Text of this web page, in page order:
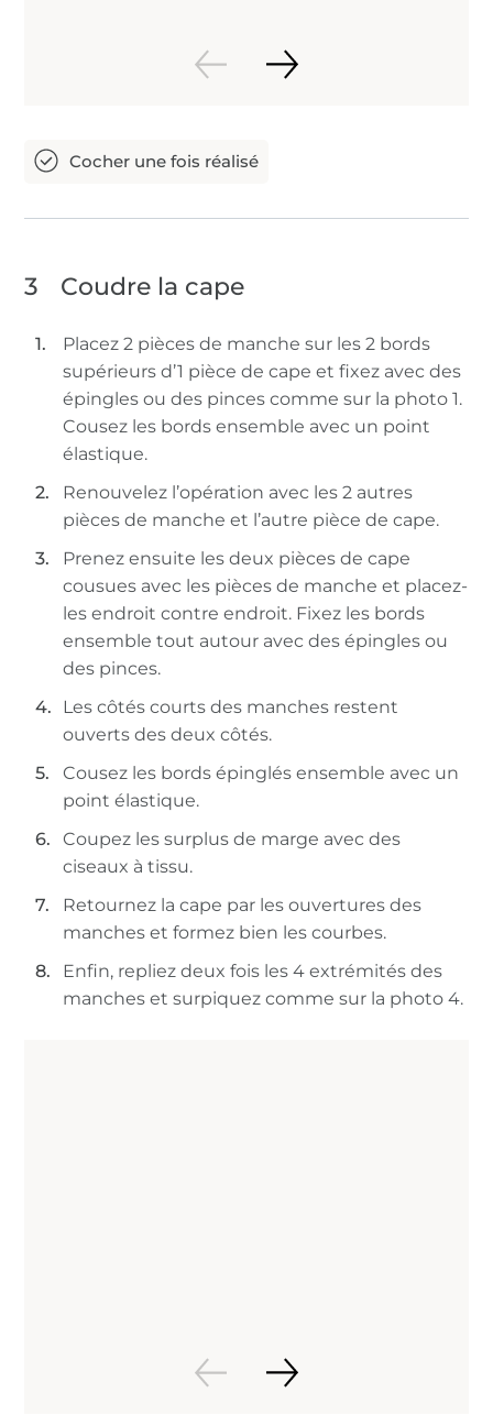
3 Coudre la cape
Placez 2 pièces de manche sur les 2 bords
supérieurs d’1 pièce de cape et fixez avec des
épingles ou des pinces comme sur la photo 1.
Cousez les bords ensemble avec un point
élastique.
Renouvelez l’opération avec les 2 autres
pièces de manche et l’autre pièce de cape.
Prenez ensuite les deux pièces de cape
cousues avec les pièces de manche et placez-
les endroit contre endroit. Fixez les bords
ensemble tout autour avec des épingles ou
des pinces.
Les côtés courts des manches restent
ouverts des deux côtés.
Cousez les bords épinglés ensemble avec un
point élastique.
Coupez les surplus de marge avec des
ciseaux à tissu.
Retournez la cape par les ouvertures des
manches et formez bien les courbes.
Enfin, repliez deux fois les 4 extrémités des
manches et surpiquez comme sur la photo 4.